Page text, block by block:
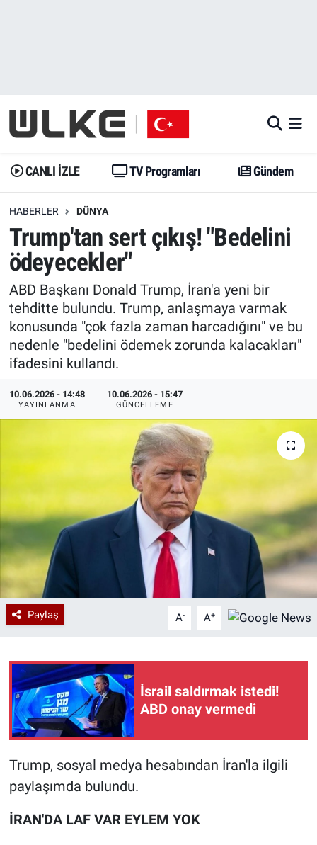
CANLI İZLE TV Programları Gündem
HABERLER DÜNYA
Trump'tan sert çıkış! "Bedelini
ödeyecekler"
ABD Başkanı Donald Trump, İran'a yeni bir
tehditte bulundu. Trump, anlaşmaya varmak
konusunda "çok fazla zaman harcadığını" ve bu
nedenle "bedelini ödemek zorunda kalacakları"
ifadesini kullandı.
10.06.2026 - 14:48
YAYINLANMA
10.06.2026 - 15:47
GÜNCELLEME
Paylaş A- A+
İsrail saldırmak istedi!
ABD onay vermedi
Trump, sosyal medya hesabından İran'la ilgili
paylaşımda bulundu.
İRAN'DA LAF VAR EYLEM YOK
Gündem
Dünya
Erişim Bilgileri
Ekonomi
Trend
Özel Haberler
Gündem
Trend
Erişim Bilgileri
Spor
Ekonomi
Dünya
Sağlık
Teknoloji
Ramazan
İstanbul Namaz Vakitleri
Trafik Durumu
Erişim Bilgileri
Tüm Manşetler
Son Dakika Haberleri
Haber Arşivi